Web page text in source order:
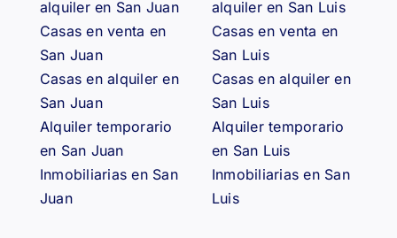
alquiler en San Juan
Casas en venta en
San Juan
Casas en alquiler en
San Juan
Alquiler temporario
en San Juan
Inmobiliarias en San
Juan
alquiler en San Luis
Casas en venta en
San Luis
Casas en alquiler en
San Luis
Alquiler temporario
en San Luis
Inmobiliarias en San
Luis